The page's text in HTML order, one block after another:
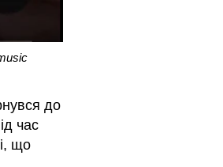
до
час
що